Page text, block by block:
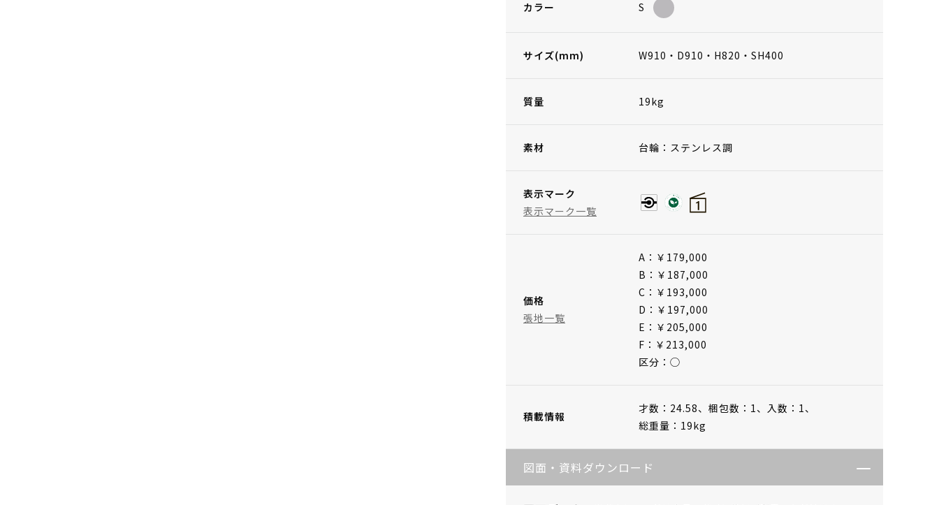
カラー S
サイズ(mm) W910・D910・H820・SH400
質量 19kg
素材 台輪：ステンレス調
表示マーク
表示マーク一覧
価格
張地一覧
A：￥179,000
B：￥187,000
C：￥193,000
D：￥197,000
E：￥205,000
F：￥213,000
区分：◯
積載情報
才数：24.58、 梱包数：1、 入数：1、
総重量：19kg
図面・資料ダウンロード